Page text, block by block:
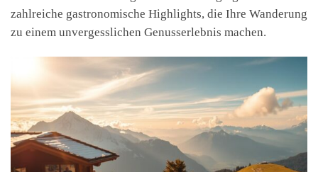
zahlreiche gastronomische Highlights, die Ihre Wanderung
zu einem unvergesslichen Genusserlebnis machen.